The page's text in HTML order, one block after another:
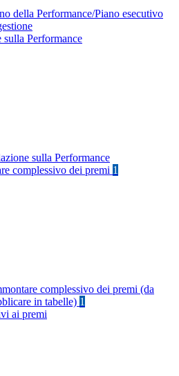
della Performance/Piano esecutivo
sulla Performance
sulla Performance
complessivo dei premi 1
complessivo dei premi (da
in tabelle) 1
ai premi